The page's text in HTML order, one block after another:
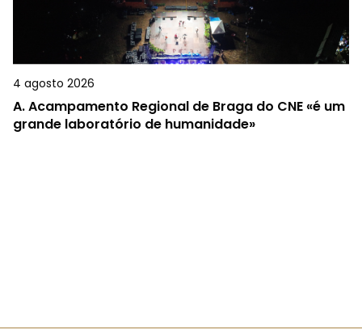
4 agosto 2026
A.Acampamento Regional de Braga do CNE «é um
grande laboratório de humanidade»